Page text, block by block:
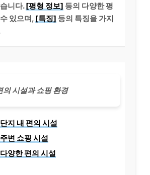
니다.[평형 정보] 등의 다양한 평
있으며, [특징] 등의 특징을 가지
의 시설과 쇼핑 환경
단지 내 편의 시설
주변 쇼핑 시설
다양한 편의 시설